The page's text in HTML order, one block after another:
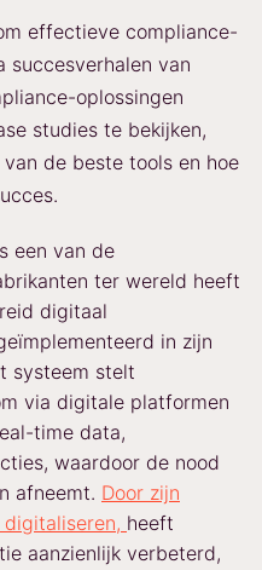
effectieve compliance-
succesverhalen van
oplossingen
studies te bekijken,
de beste tools en hoe
een van de
ter wereld heeft
digitaal
in zijn
systeem stelt
via digitale platformen
time data,
waardoor de nood
afneemt. Door zijn
heeft
aanzienlijk verbeterd,